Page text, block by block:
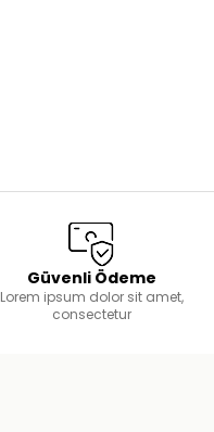
Güvenli Ödeme
Lorem ipsum dolor sit amet,
consectetur